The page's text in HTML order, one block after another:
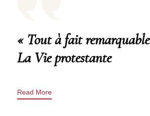
« Tout à fait
La Vie protestante
Read More